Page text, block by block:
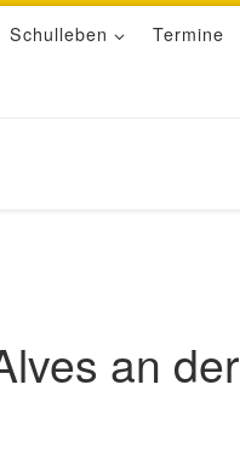
Schulleben Termine
an der